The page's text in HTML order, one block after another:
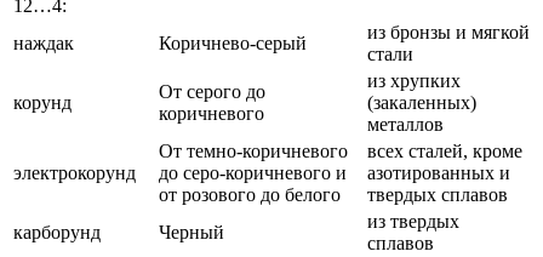
12…4:
наждак
Коричнево-серый
из бронзы и мягкой
стали
корунд
От серого до
коричневого
из хрупких
(закаленных)
металлов
электрокорунд
От темно-коричневого
до серо-коричневого и
от розового до белого
всех сталей, кроме
азотированных и
твердых сплавов
карборунд
Черный
из твердых
сплавов